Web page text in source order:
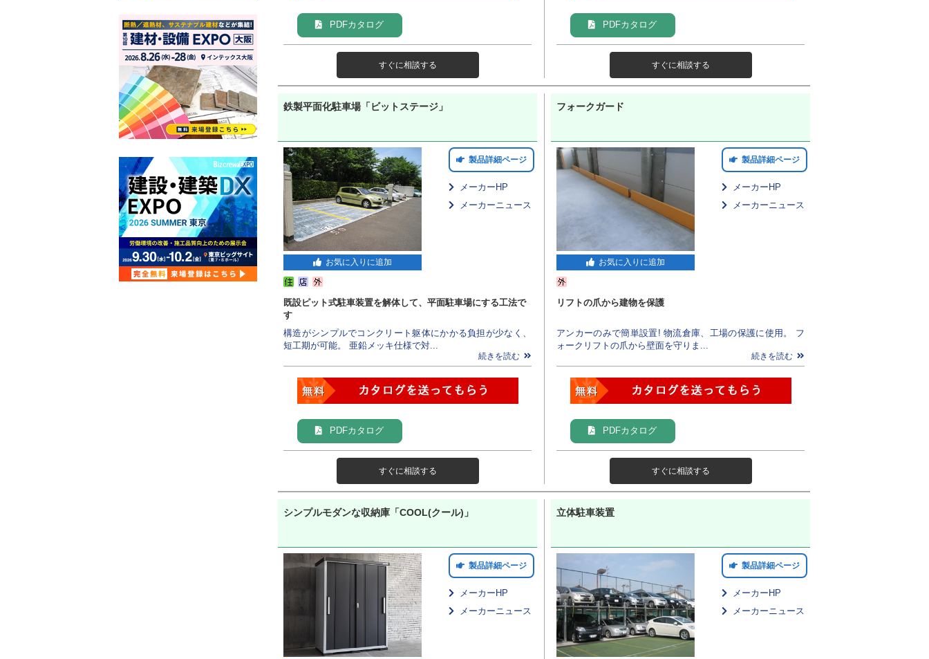
PDFカタログ
すぐに相談する
PDFカタログ
すぐに相談する
鉄製平面化駐車場「ビットステージ」
お気に入りに追加
製品詳細ページ
メーカーHP
メーカーニュース
既設ピット式駐車装置を解体して、平面駐車場にする工法で
す
構造がシンプルでコンクリート躯体にかかる負担が少なく、
短工期が可能。 亜鉛メッキ仕様で対...
続きを読む
PDFカタログ
すぐに相談する
フォークガード
お気に入りに追加
製品詳細ページ
メーカーHP
メーカーニュース
リフトの爪から建物を保護
アンカーのみで簡単設置! 物流倉庫、工場の保護に使用。 フ
ォークリフトの爪から壁面を守りま...
続きを読む
PDFカタログ
すぐに相談する
シンプルモダンな収納庫「COOL(クール)」
製品詳細ページ
メーカーHP
メーカーニュース
立体駐車装置
製品詳細ページ
メーカーHP
メーカーニュース